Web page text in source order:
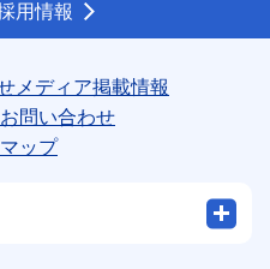
用情報
メディア掲載情報
お問い合わせ
ップ